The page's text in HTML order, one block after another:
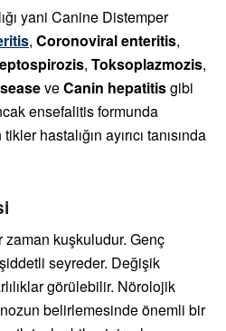
yani Canine Distemper
, Coronoviral enteritis,
, Toksoplazmozis,
veCanin hepatitisgibi
ensefalitis formunda
hastalığın ayırıcı tanısında
zaman kuşkuludur. Genç
seyreder. Değişik
görülebilir. Nörolojik
belirlemesinde önemli bir